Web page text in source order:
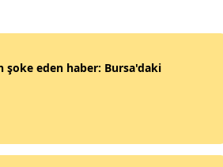
şoke eden haber: Bursa'daki